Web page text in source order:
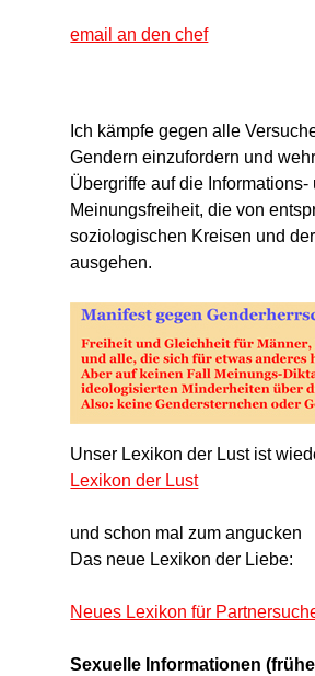
email an den chef
Ich kämpfe gegen alle
Gendern einzufordern und
Übergriffe auf die Informations-
Meinungsfreiheit, die von
soziologischen Kreisen und
ausgehen.
Unser Lexikon der Lust ist
Lexikon der Lust
und schon mal zum angucken
Das neue Lexikon der Liebe:
Neues Lexikon für
Sexuelle Informationen